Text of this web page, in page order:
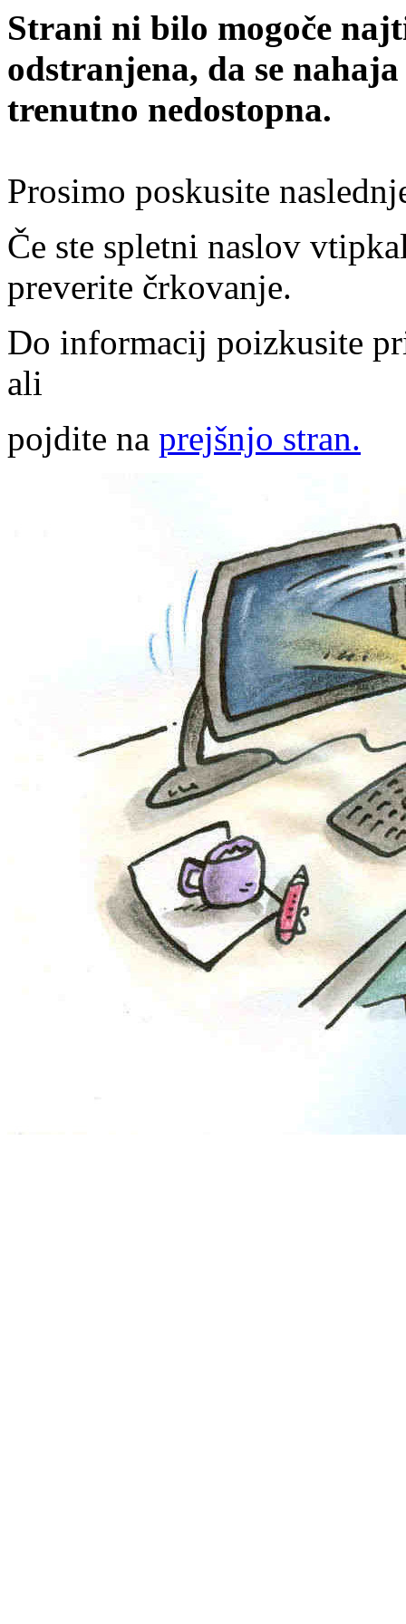
Strani ni bilo mogoče
odstranjena, da se
trenutno nedostopna.
Prosimo poskusite
Če ste spletni naslov
preverite črkovanje.
Do informacij poizkusite
ali
pojdite na prejšnjo stran.